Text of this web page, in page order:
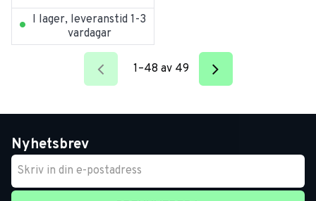
I lager, leveranstid 1-3
vardagar
1–48 av 49
Nyhetsbrev